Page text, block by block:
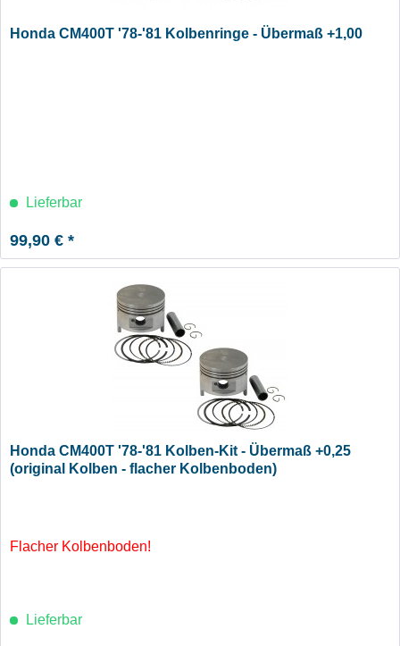
Honda CM400T '78-'81 Kolbenringe - Übermaß +1,00
Lieferbar
99,90 € *
Honda CM400T '78-'81 Kolben-Kit - Übermaß +0,25
(original Kolben - flacher Kolbenboden)
Flacher Kolbenboden!
Lieferbar